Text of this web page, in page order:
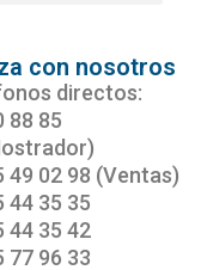
con nosotros
directos:
88 85
49 02 98 (Ventas)
44 35 35
44 35 42
77 96 33